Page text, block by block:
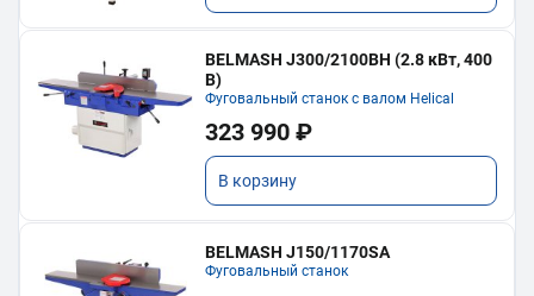
BELMASH J300/2100ВH (2.8 кВт, 400
В)
Фуговальный станок с валом Helical
323 990 ₽
В корзину
BELMASH J150/1170SA
Фуговальный станок